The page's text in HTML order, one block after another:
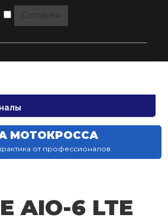
Согласен
МОТОКРОССА
от профессионалов
AIO-6 LTE